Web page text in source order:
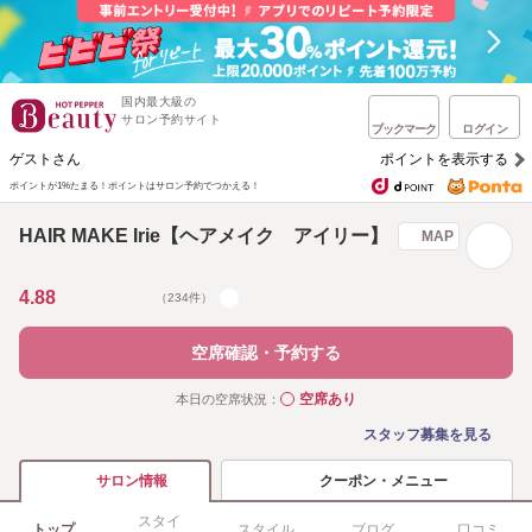
国内最大級の
サロン予約サイト
ブックマーク ログイン
ゲストさん ポイントを表示する
ポイントが1%たまる！ ポイントはサロン予約でつかえる！
HAIR MAKE Irie【ヘアメイク アイリー】 MAP
4.88 （234件）
空席確認・予約する
本日の空席状況： ◯空席あり
スタッフ募集を見る
サロン情報 クーポン・メニュー
スタイ